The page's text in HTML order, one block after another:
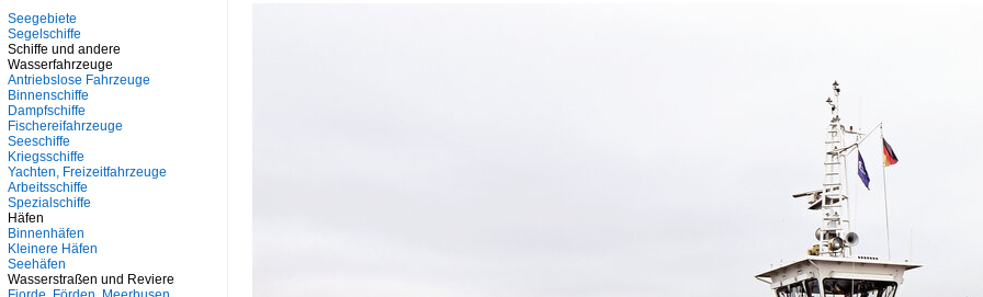
Seegebiete
Segelschiffe
Schiffe und andere
Wasserfahrzeuge
Antriebslose Fahrzeuge
Binnenschiffe
Dampfschiffe
Fischereifahrzeuge
Seeschiffe
Kriegsschiffe
Yachten, Freizeitfahrzeuge
Arbeitsschiffe
Spezialschiffe
Häfen
Binnenhäfen
Kleinere Häfen
Seehäfen
Wasserstraßen und Reviere